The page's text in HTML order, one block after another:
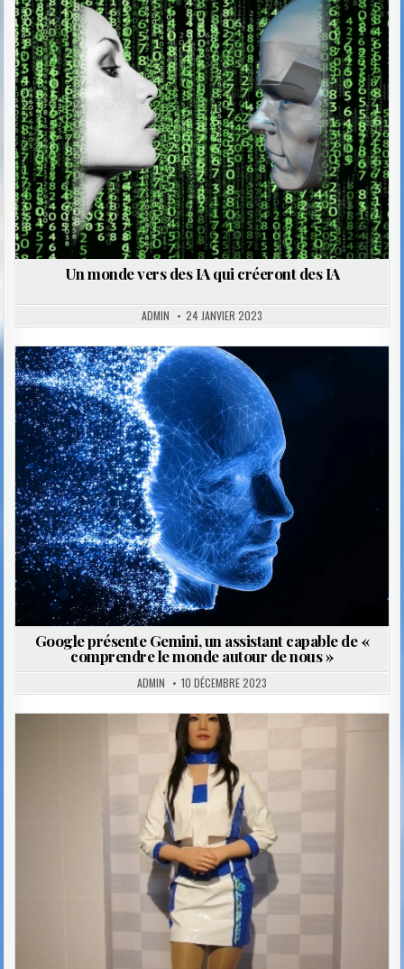
Posted
in
Un monde vers des IA qui créeront des IA
ADMIN 24 JANVIER 2023
Posted
in
Google présente Gemini, un assistant capable de «
comprendre le monde autour de nous »
ADMIN 10 DÉCEMBRE 2023
Posted